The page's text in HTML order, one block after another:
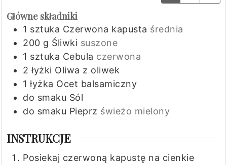
Główne składniki
1 sztuka Czerwona kapusta średnia
200 g Śliwki suszone
1 sztuka Cebula czerwona
2 łyżki Oliwa z oliwek
1 łyżka Ocet balsamiczny
do smaku Sól
do smaku Pieprz świeżo mielony
INSTRUKCJE
Posiekaj czerwoną kapustę na cienkie